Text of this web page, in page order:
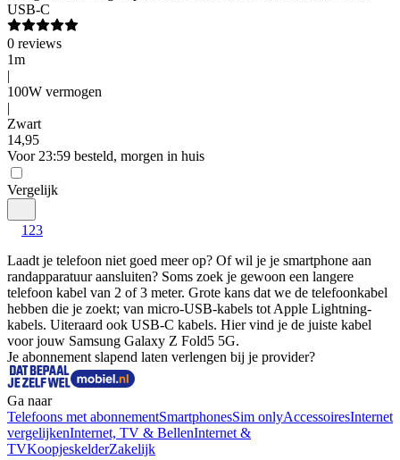
USB-C
0 reviews
1m
|
100W vermogen
|
Zwart
14,95
Voor 23:59 besteld, morgen in huis
Vergelijk
1 23
Laadt je telefoon niet goed meer op? Of wil je je smartphone aan
randapparatuur aansluiten? Soms zoek je gewoon een langere
telefoon kabel van 2 of 3 meter. Grote kans dat we de telefoonkabel
hebben die je zoekt; van micro-USB-kabels tot Apple Lightning-
kabels. Uiteraard ook USB-C kabels. Hier vind je de juiste kabel
voor jouw Samsung Galaxy Z Fold5 5G.
Je abonnement slapend laten verlengen bij je provider?
Ga naar
Telefoons met abonnementSmartphonesSim onlyAccessoiresInternet
vergelijkenInternet, TV & BellenInternet &
TVKoopjeskelderZakelijk